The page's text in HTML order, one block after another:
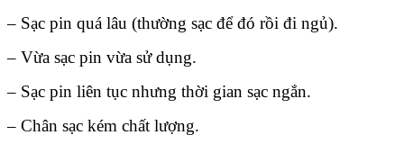
– Sạc pin quá lâu (thường sạc để đó rồi đi ngủ).
– Vừa sạc pin vừa sử dụng.
– Sạc pin liên tục nhưng thời gian sạc ngắn.
– Chân sạc kém chất lượng.